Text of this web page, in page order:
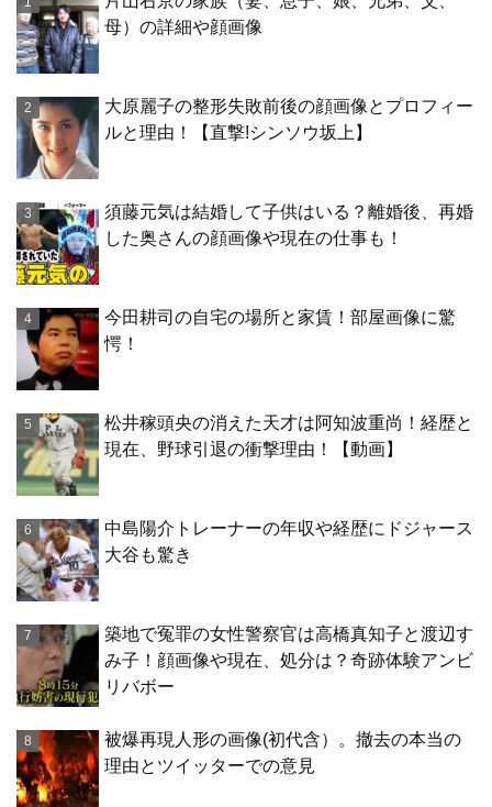
母）の詳細や顔画像
大原麗子の整形失敗前後の顔画像とプロフィー
ルと理由！【直撃!シンソウ坂上】
須藤元気は結婚して子供はいる？離婚後、再婚
した奥さんの顔画像や現在の仕事も！
今田耕司の自宅の場所と家賃！部屋画像に驚
愕！
松井稼頭央の消えた天才は阿知波重尚！経歴と
現在、野球引退の衝撃理由！【動画】
中島陽介トレーナーの年収や経歴にドジャース
大谷も驚き
築地で冤罪の女性警察官は高橋真知子と渡辺す
み子！顔画像や現在、処分は？奇跡体験アンビ
リバボー
被爆再現人形の画像(初代含）。撤去の本当の
理由とツイッターでの意見